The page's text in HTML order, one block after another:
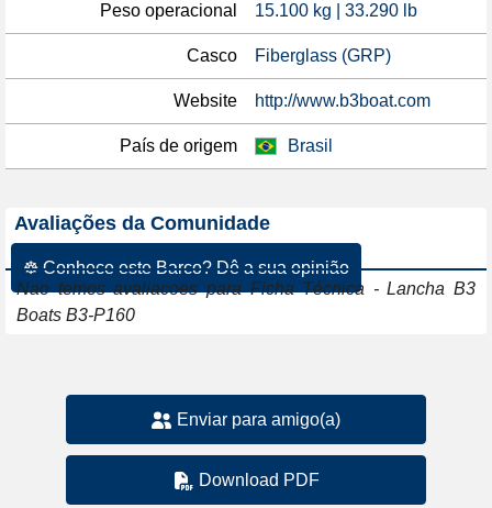
Peso operacional 15.100 kg | 33.290 lb
Casco Fiberglass (GRP)
Website http://www.b3boat.com
País de origem Brasil
Avaliações da Comunidade
☸ Conhece este Barco? Dê a sua opinião
Nao temos avaliacoes para Ficha Técnica - Lancha B3
Boats B3-P160
Enviar para amigo(a)
Download PDF